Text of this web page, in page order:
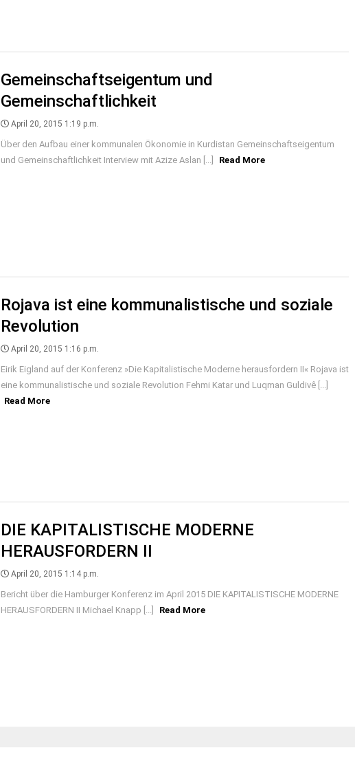
Gemeinschaftseigentum und
Gemeinschaftlichkeit
April 20, 2015 1:19 p.m.
Über den Aufbau einer kommunalen Ökonomie in Kurdistan Gemeinschaftseigentum
und Gemeinschaftlichkeit Interview mit Azize Aslan [...]
Read More
Rojava ist eine kommunalistische und soziale
Revolution
April 20, 2015 1:16 p.m.
Eirik Eigland auf der Konferenz »Die Kapitalistische Moderne herausfordern II« Rojava ist
eine kommunalistische und soziale Revolution Fehmi Katar und Luqman Guldivê [...]
Read More
DIE KAPITALISTISCHE MODERNE
HERAUSFORDERN II
April 20, 2015 1:14 p.m.
Bericht über die Hamburger Konferenz im April 2015 DIE KAPITALISTISCHE MODERNE
HERAUSFORDERN II Michael Knapp [...]
Read More